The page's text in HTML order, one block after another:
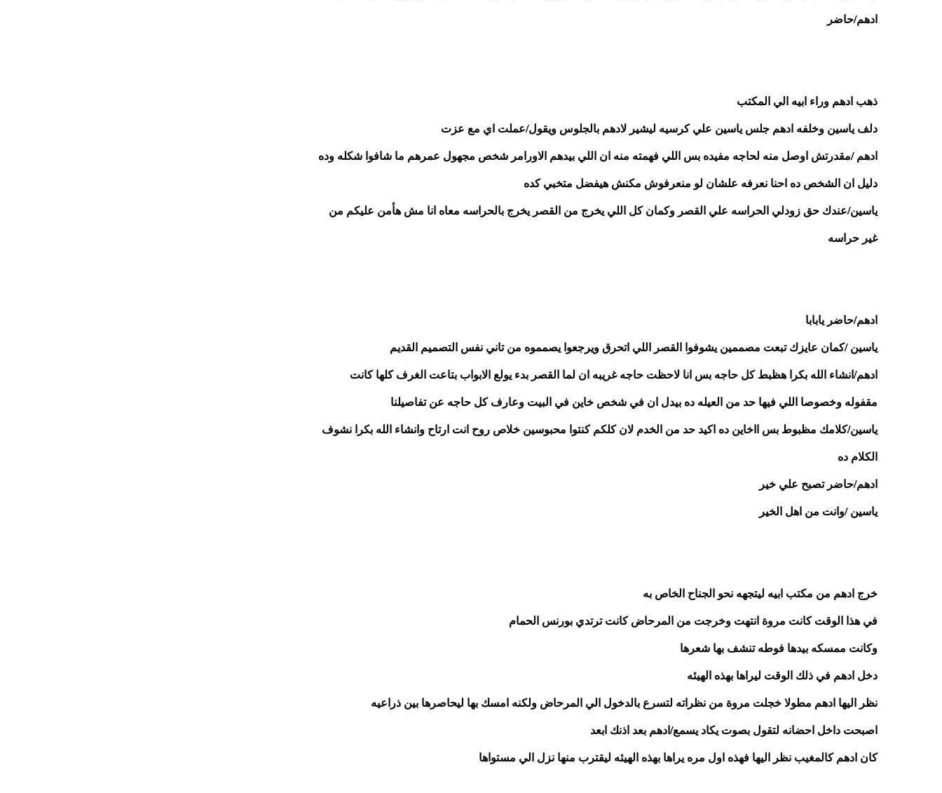
ادهم/حاضر
ذهب ادهم وراء ابيه الي المكتب
دلف ياسين وخلفه ادهم جلس ياسين علي كرسيه ليشير لادهم بالجلوس ويقول/عملت اي مع عزت
دليل ان الشخص ده احنا نعرفه علشان لو منعرفوش مكنش هيفضل متخبي كده
غير حراسه
ادهم/حاضر يابابا
ياسين /كمان عايزك تبعت مصممين يشوفوا القصر اللي اتحرق ويرجعوا يصمموه من تاني نفس التصميم القديم
مقفوله وخصوصا اللي فيها حد من العيله ده بيدل ان في شخص خاين في البيت وعارف كل حاجه عن تفاصيلنا
الكلام ده
ادهم/حاضر تصبح علي خير
ياسين /وانت من اهل الخير
خرج ادهم من مكتب ابيه ليتجهه نحو الجناح الخاص به
في هذا الوقت كانت مروة انتهت وخرجت من المرحاض كانت ترتدي بورنس الحمام
وكانت ممسكه بيدها فوطه تنشف بها شعرها
دخل ادهم في ذلك الوقت ليراها بهذه الهيئه
نظر اليها ادهم مطولا خجلت مروة من نظراته لتسرع بالدخول الي المرحاض ولكنه امسك بها ليحاصرها بين ذراعيه
اصبحت داخل احضانه لتقول بصوت يكاد يسمع/ادهم بعد اذنك ابعد
كان ادهم كالمغيب نظر اليها فهذه اول مره يراها بهذه الهيئه ليقترب منها نزل الي مستواها